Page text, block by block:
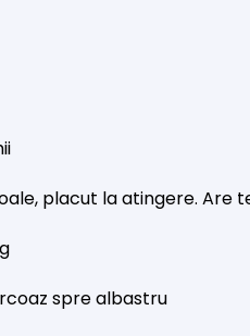
placut la atingere. Are
spre albastru